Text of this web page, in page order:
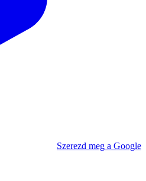
Szerezd meg a Google